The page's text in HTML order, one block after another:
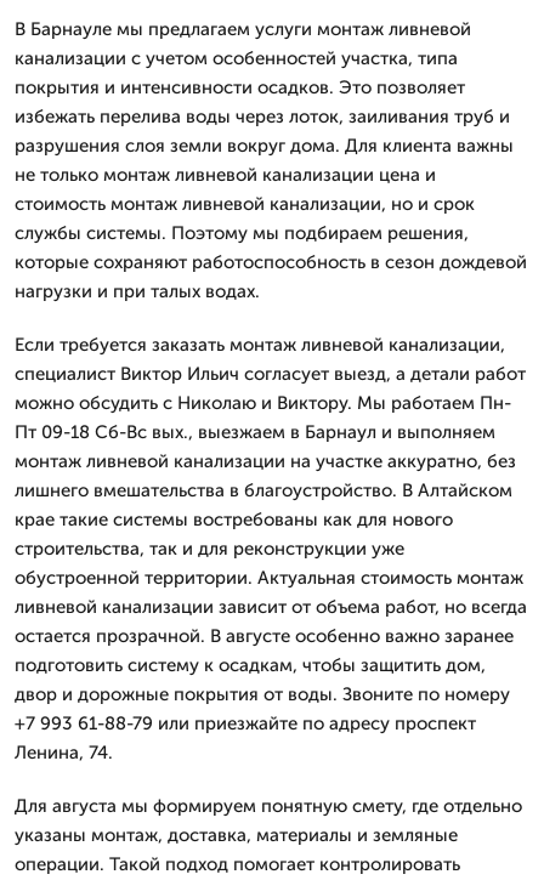
В Барнауле мы предлагаем услуги монтаж ливневой
канализации с учетом особенностей участка, типа
покрытия и интенсивности осадков. Это позволяет
избежать перелива воды через лоток, заиливания труб и
разрушения слоя земли вокруг дома. Для клиента важны
не только монтаж ливневой канализации цена и
стоимость монтаж ливневой канализации, но и срок
службы системы. Поэтому мы подбираем решения,
которые сохраняют работоспособность в сезон дождевой
нагрузки и при талых водах.
Если требуется заказать монтаж ливневой канализации,
специалист Виктор Ильич согласует выезд, а детали работ
можно обсудить с Николаю и Виктору. Мы работаем Пн-
Пт 09-18 Сб-Вс вых., выезжаем в Барнаул и выполняем
монтаж ливневой канализации на участке аккуратно, без
лишнего вмешательства в благоустройство. В Алтайском
крае такие системы востребованы как для нового
строительства, так и для реконструкции уже
обустроенной территории. Актуальная стоимость монтаж
ливневой канализации зависит от объема работ, но всегда
остается прозрачной. В августе особенно важно заранее
подготовить систему к осадкам, чтобы защитить дом,
двор и дорожные покрытия от воды. Звоните по номеру
+7 993 61-88-79 или приезжайте по адресу проспект
Ленина, 74.
Для августа мы формируем понятную смету, где отдельно
указаны монтаж, доставка, материалы и земляные
операции. Такой подход помогает контролировать